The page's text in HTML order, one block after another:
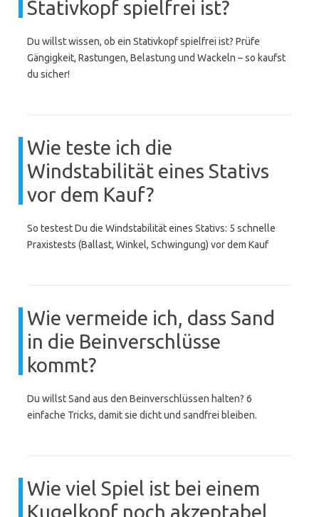
Stativkopf spielfrei ist?
Du willst wissen, ob ein Stativkopf spielfrei ist? Prüfe
Gängigkeit, Rastungen, Belastung und Wackeln – so kaufst
du sicher!
Wie teste ich die
Windstabilität eines Stativs
vor dem Kauf?
So testest Du die Windstabilität eines Stativs: 5 schnelle
Praxistests (Ballast, Winkel, Schwingung) vor dem Kauf
Wie vermeide ich, dass Sand
in die Beinverschlüsse
kommt?
Du willst Sand aus den Beinverschlüssen halten? 6
einfache Tricks, damit sie dicht und sandfrei bleiben.
Wie viel Spiel ist bei einem
Kugelkopf noch akzeptabel